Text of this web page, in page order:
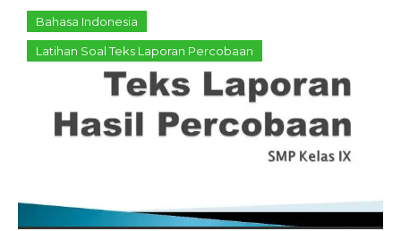
Bahasa Indonesia
Latihan Soal Teks Laporan Percobaan